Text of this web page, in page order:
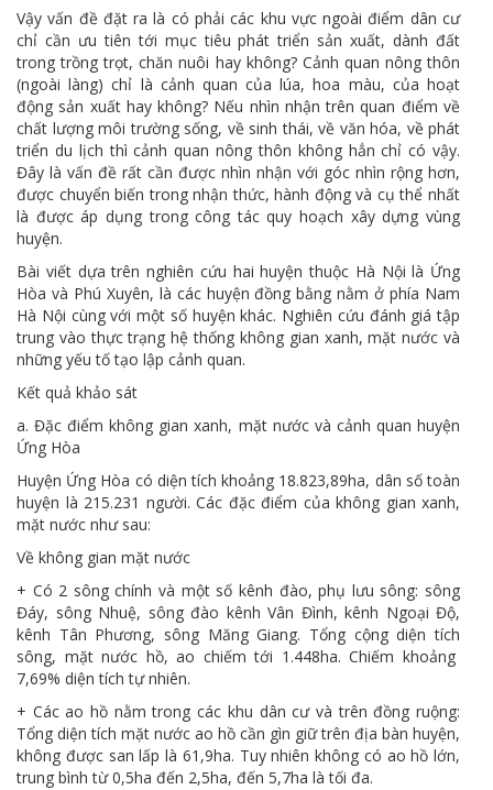
Vậy vấn đề đặt ra là có phải các khu vực ngoài điểm dân cư
chỉ cần ưu tiên tới mục tiêu phát triển sản xuất, dành đất
trong trồng trọt, chăn nuôi hay không? Cảnh quan nông thôn
(ngoài làng) chỉ là cảnh quan của lúa, hoa màu, của hoạt
động sản xuất hay không? Nếu nhìn nhận trên quan điểm về
chất lượng môi trường sống, về sinh thái, về văn hóa, về phát
triển du lịch thì cảnh quan nông thôn không hẳn chỉ có vậy.
Đây là vấn đề rất cần được nhìn nhận với góc nhìn rộng hơn,
được chuyển biến trong nhận thức, hành động và cụ thể nhất
là được áp dụng trong công tác quy hoạch xây dựng vùng
huyện.
Bài viết dựa trên nghiên cứu hai huyện thuộc Hà Nội là Ứng
Hòa và Phú Xuyên, là các huyện đồng bằng nằm ở phía Nam
Hà Nội cùng với một số huyện khác. Nghiên cứu đánh giá tập
trung vào thực trạng hệ thống không gian xanh, mặt nước và
những yếu tố tạo lập cảnh quan.
Kết quả khảo sát
a. Đặc điểm không gian xanh, mặt nước và cảnh quan huyện
Ứng Hòa
Huyện Ứng Hòa có diện tích khoảng 18.823,89ha, dân số toàn
huyện là 215.231 người. Các đặc điểm của không gian xanh,
mặt nước như sau:
Về không gian mặt nước
+ Có 2 sông chính và một số kênh đào, phụ lưu sông: sông
Đáy, sông Nhuệ, sông đào kênh Vân Đình, kênh Ngoại Độ,
kênh Tân Phương, sông Măng Giang. Tổng cộng diện tích
sông, mặt nước hồ, ao chiếm tới 1.448ha. Chiếm khoảng
7,69% diện tích tự nhiên.
+ Các ao hồ nằm trong các khu dân cư và trên đồng ruộng:
Tổng diện tích mặt nước ao hồ cần gìn giữ trên địa bàn huyện,
không được san lấp là 61,9ha. Tuy nhiên không có ao hồ lớn,
trung bình từ 0,5ha đến 2,5ha, đến 5,7ha là tối đa.